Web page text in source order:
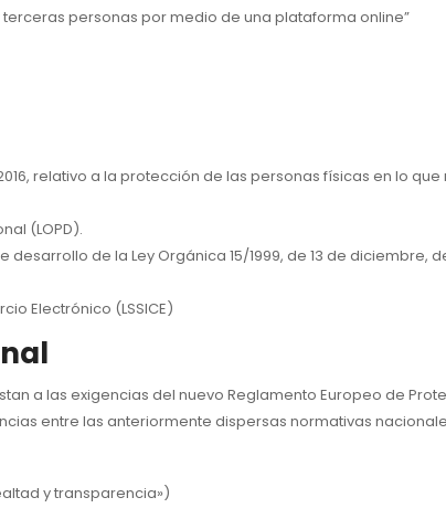
personas por medio de una plataforma online”
relativo a la protección de las personas físicas en lo
(LOPD).
desarrollo de la Ley Orgánica 15/1999, de 13 de
Electrónico (LSSICE)
a las exigencias del nuevo Reglamento Europeo de
entre las anteriormente dispersas normativas
y transparencia»)